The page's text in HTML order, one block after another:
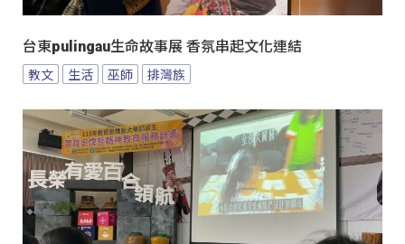
台東pulingau生命故事展 香氛串起文化連結
教文 生活 巫師 排灣族